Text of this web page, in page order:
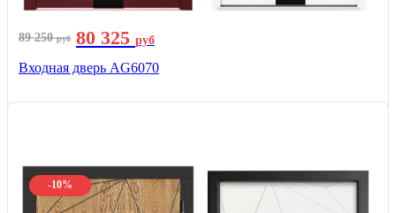
89 250руб 80 325 руб
Входная дверь AG6070
-10%